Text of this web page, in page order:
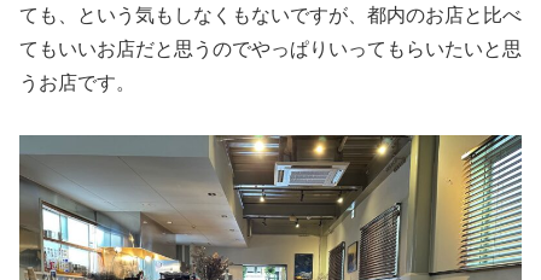
ても、という気もしなくもないですが、都内のお店と比べ
てもいいお店だと思うのでやっぱりいってもらいたいと思
うお店です。